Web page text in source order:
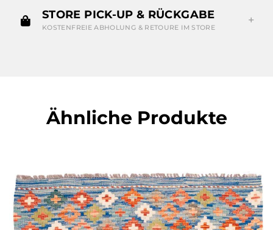
STORE PICK-UP & RÜCKGABE
KOSTENFREIE ABHOLUNG & RETOURE IM STORE
Ähnliche Produkte